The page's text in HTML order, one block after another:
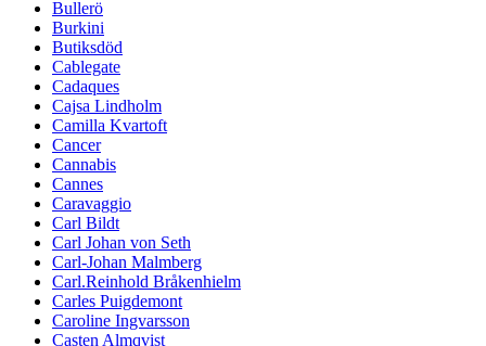
Bullerö
Burkini
Butiksdöd
Cablegate
Cadaques
Cajsa Lindholm
Camilla Kvartoft
Cancer
Cannabis
Cannes
Caravaggio
Carl Bildt
Carl Johan von Seth
Carl-Johan Malmberg
Carl.Reinhold Bråkenhielm
Carles Puigdemont
Caroline Ingvarsson
Casten Almqvist